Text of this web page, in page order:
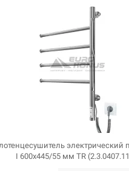
электрический
I 600x445/55 мм TR